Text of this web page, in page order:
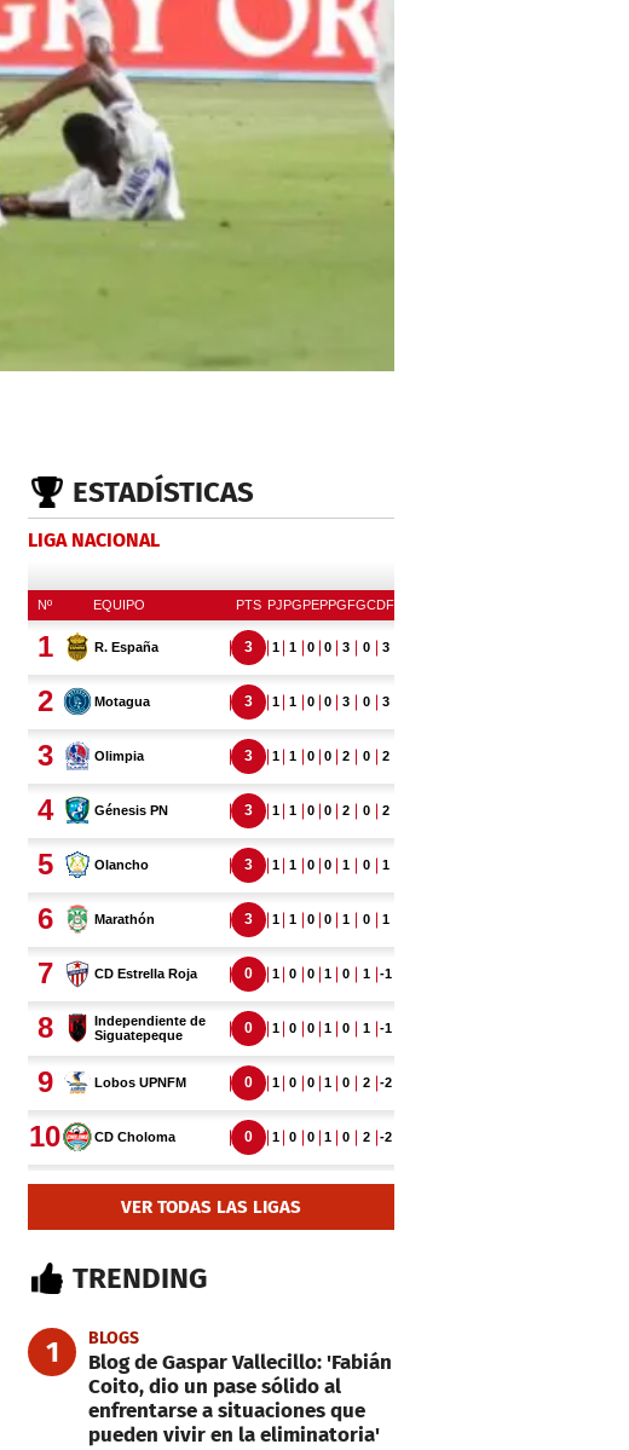
ESTADÍSTICAS
LIGA NACIONAL
VER TODAS LAS LIGAS
TRENDING
1 BLOGS
Blog de Gaspar Vallecillo: 'Fabián
Coito, dio un pase sólido al
enfrentarse a situaciones que
pueden vivir en la eliminatoria'